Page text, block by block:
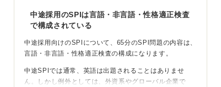
中途採用のSPIは言語・非言語・性格適正検査
で構成されている
中途採用向けのSPIについて、65分のSPI問題の内容は、
言語・非言語・性格適正検査の構成になります。
中途SPIでは通常、英語は出題されることはありませ
ん。しかし例外としては、外資系やグローバル企業で